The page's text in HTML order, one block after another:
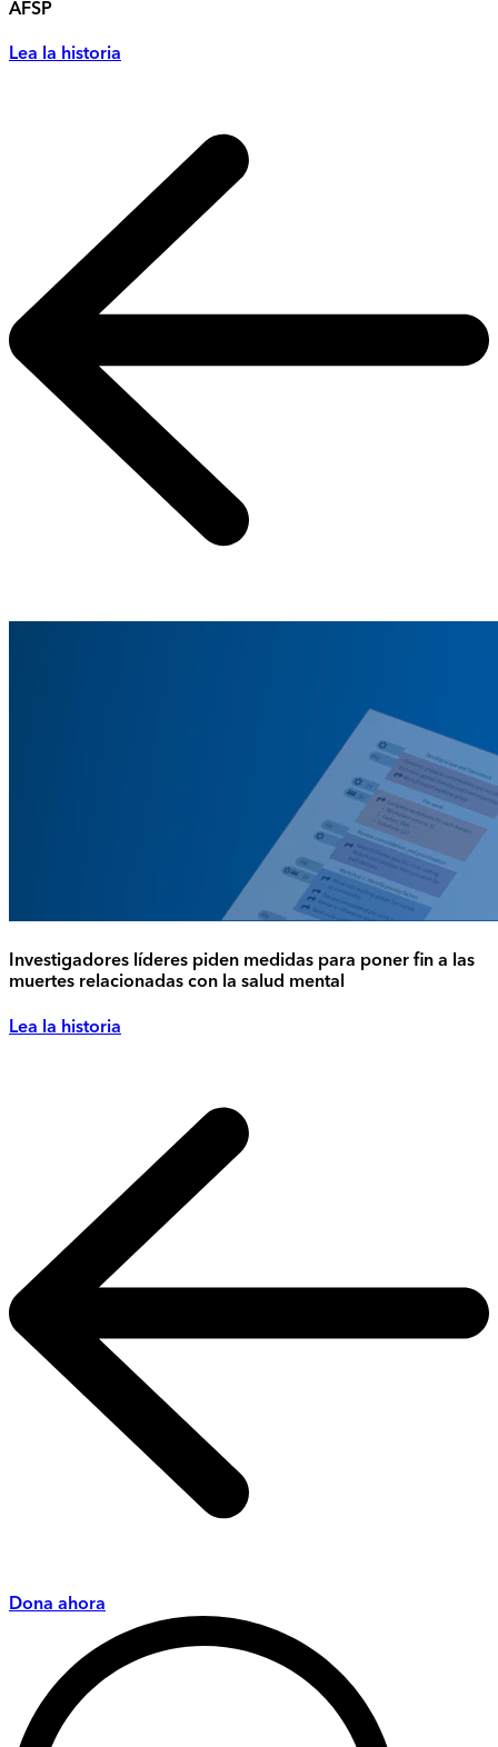
AFSP
Lea la historia
Investigadores líderes piden medidas para poner fin a las
muertes relacionadas con la salud mental
Lea la historia
Dona ahora